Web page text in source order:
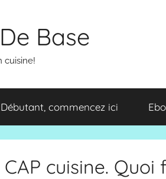
Base
cuisine!
Débutant, commencez ici
CAP cuisine.